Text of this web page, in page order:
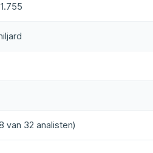
van 32 analisten)